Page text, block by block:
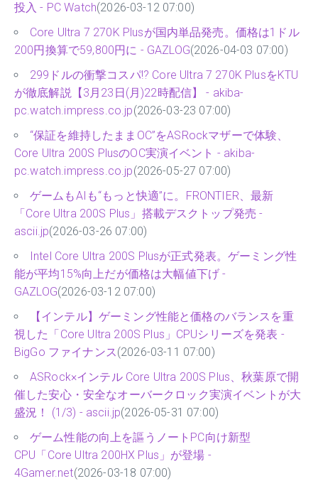
投入 - PC Watch(2026-03-12 07:00)
Core Ultra 7 270K Plusが国内単品発売。価格は1ドル
200円換算で59,800円に - GAZLOG(2026-04-03 07:00)
299ドルの衝撃コスパ!? Core Ultra 7 270K PlusをKTU
が徹底解説【3月23日(月)22時配信】 - akiba-
pc.watch.impress.co.jp(2026-03-23 07:00)
“保証を維持したままOC”をASRockマザーで体験、
Core Ultra 200S PlusのOC実演イベント - akiba-
pc.watch.impress.co.jp(2026-05-27 07:00)
ゲームもAIも“もっと快適”に。FRONTIER、最新
「Core Ultra 200S Plus」搭載デスクトップ発売 -
ascii.jp(2026-03-26 07:00)
Intel Core Ultra 200S Plusが正式発表。ゲーミング性
能が平均15%向上だが価格は大幅値下げ -
GAZLOG(2026-03-12 07:00)
【インテル】ゲーミング性能と価格のバランスを重
視した「Core Ultra 200S Plus」CPUシリーズを発表 -
BigGo ファイナンス(2026-03-11 07:00)
ASRock×インテル Core Ultra 200S Plus、秋葉原で開
催した安心・安全なオーバークロック実演イベントが大
盛況！ (1/3) - ascii.jp(2026-05-31 07:00)
ゲーム性能の向上を謳うノートPC向け新型
CPU「Core Ultra 200HX Plus」が登場 -
4Gamer.net(2026-03-18 07:00)